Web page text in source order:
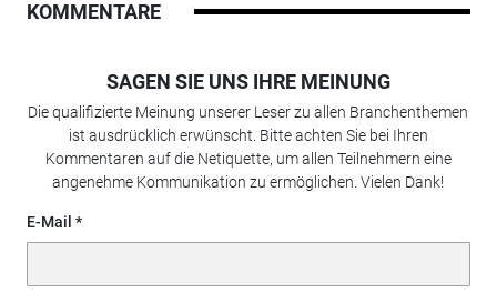
KOMMENTARE
SAGEN SIE UNS IHRE MEINUNG
Die qualifizierte Meinung unserer Leser zu allen Branchenthemen
ist ausdrücklich erwünscht. Bitte achten Sie bei Ihren
Kommentaren auf die Netiquette, um allen Teilnehmern eine
angenehme Kommunikation zu ermöglichen. Vielen Dank!
E-Mail